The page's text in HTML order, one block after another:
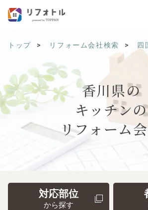
トップ リフォーム会社検索 四
香川県の
キッチンの
リフォーム
対応部位
から探す